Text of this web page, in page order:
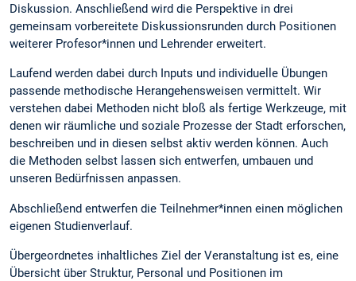
Diskussion. Anschließend wird die Perspektive in drei
gemeinsam vorbereitete Diskussionsrunden durch Positionen
weiterer Profesor*innen und Lehrender erweitert.
Laufend werden dabei durch Inputs und individuelle Übungen
passende methodische Herangehensweisen vermittelt. Wir
verstehen dabei Methoden nicht bloß als fertige Werkzeuge, mit
denen wir räumliche und soziale Prozesse der Stadt erforschen,
beschreiben und in diesen selbst aktiv werden können. Auch
die Methoden selbst lassen sich entwerfen, umbauen und
unseren Bedürfnissen anpassen.
Abschließend entwerfen die Teilnehmer*innen einen möglichen
eigenen Studienverlauf.
Übergeordnetes inhaltliches Ziel der Veranstaltung ist es, eine
Übersicht über Struktur, Personal und Positionen im